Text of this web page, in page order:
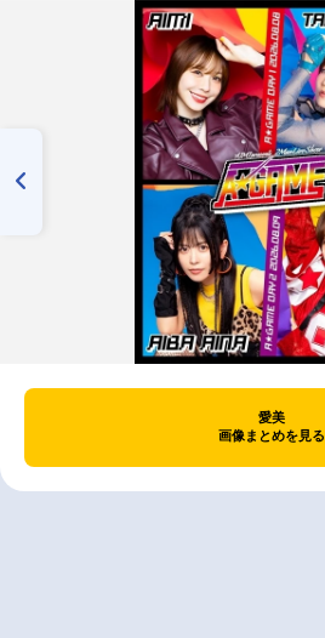
愛美
画像まとめを見る